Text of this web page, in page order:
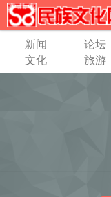
新闻 论坛
文化
旅游